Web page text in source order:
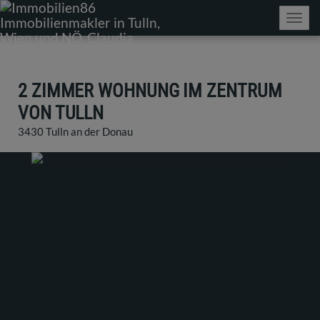
2 ZIMMER WOHNUNG IM ZENTRUM
VON TULLN
3430 Tulln an der Donau